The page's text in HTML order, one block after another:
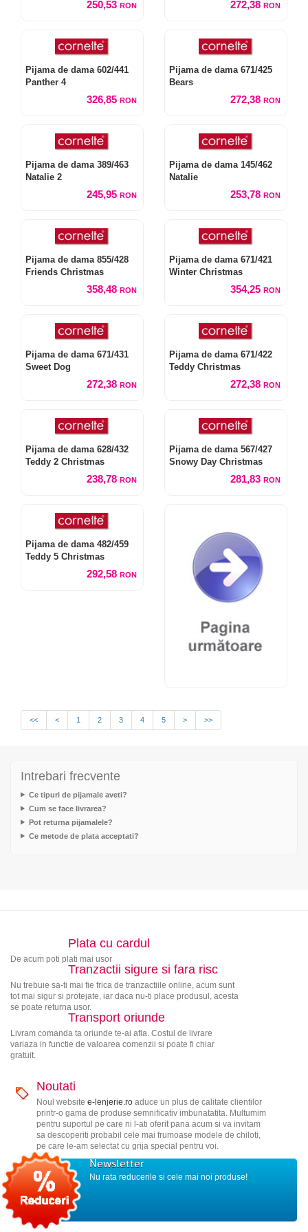
250,53 RON 272,38 RON
Pijama de dama 602/441
Panther 4
326,85 RON
Pijama de dama 671/425
Bears
272,38 RON
Pijama de dama 389/463
Natalie 2
245,95 RON
Pijama de dama 145/462
Natalie
253,78 RON
Pijama de dama 855/428
Friends Christmas
358,48 RON
Pijama de dama 671/421
Winter Christmas
354,25 RON
Pijama de dama 671/431
Sweet Dog
272,38 RON
Pijama de dama 671/422
Teddy Christmas
272,38 RON
Pijama de dama 628/432
Teddy 2 Christmas
238,78 RON
Pijama de dama 567/427
Snowy Day Christmas
281,83 RON
Pijama de dama 482/459
Teddy 5 Christmas
292,58 RON
<< < 1 2 3 4 5 > >>
Intrebari frecvente
Ce tipuri de pijamale aveti?
Cum se face livrarea?
Pot returna pijamalele?
Ce metode de plata acceptati?
Plata cu cardul
De acum poti plati mai usor
Tranzactii sigure si fara risc
Nu trebuie sa-ti mai fie frica de tranzactiile online, acum sunt
tot mai sigur si protejate, iar daca nu-ti place produsul, acesta
se poate returna usor.
Transport oriunde
Livram comanda ta oriunde te-ai afla. Costul de livrare
variaza in functie de valoarea comenzii si poate fi chiar
gratuit.
Noutati
Noul website e-lenjerie.roaduce un plus de calitate clientilor
printr-o gama de produse semnificativ imbunatatita. Multumim
pentru suportul pe care ni l-ati oferit pana acum si va invitam
sa descoperiti probabil cele mai frumoase modele de chiloti,
pe care le-am selectat cu grija special pentru voi.
Newsletter
Nu rata reducerile si cele mai noi produse!